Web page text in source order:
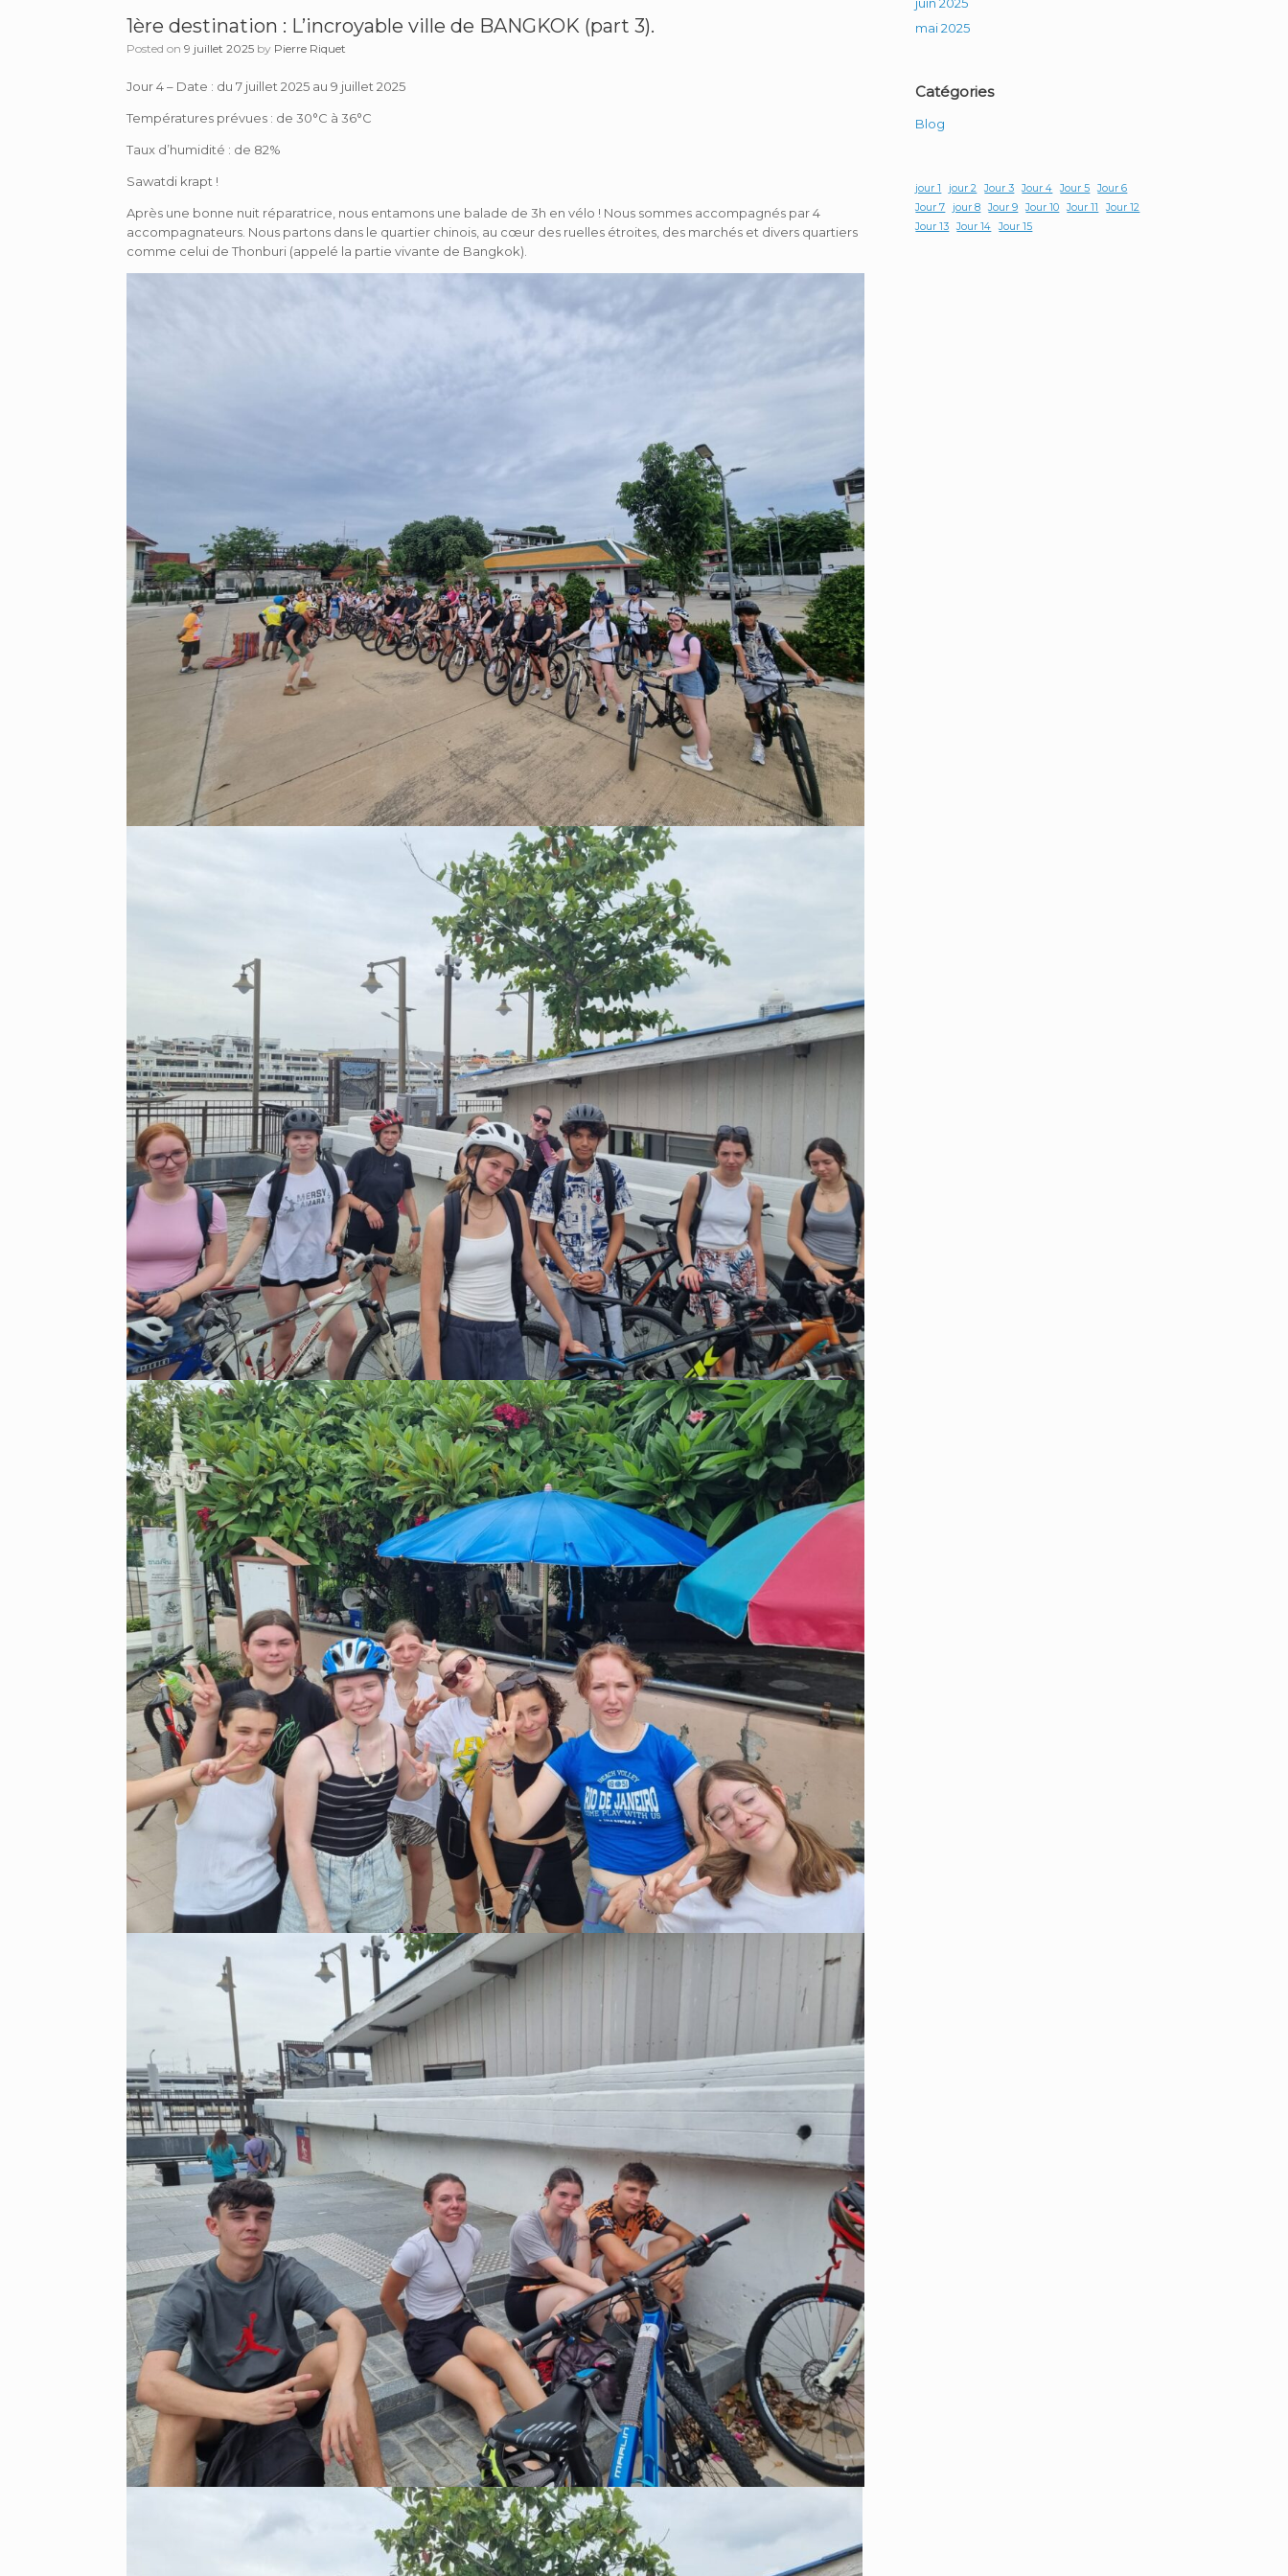
1ère destination : L’incroyable ville de BANGKOK (part 3).
Posted on 9 juillet 2025 by Pierre Riquet
Jour 4 – Date : du 7 juillet 2025 au 9 juillet 2025
Températures prévues : de 30°C à 36°C
Taux d’humidité : de 82%
Sawatdi krapt !
Après une bonne nuit réparatrice, nous entamons une balade de 3h en vélo ! Nous sommes accompagnés par 4
accompagnateurs. Nous partons dans le quartier chinois, au cœur des ruelles étroites, des marchés et divers quartiers
comme celui de Thonburi (appelé la partie vivante de Bangkok).
mai 2025
Catégories
Blog
jour 1 jour 2 Jour 3 Jour 4 Jour 5
Jour 6
Jour 7
jour 8 Jour 9 Jour 10 Jour 11
Jour 12
Jour 13
Jour 14 Jour 15